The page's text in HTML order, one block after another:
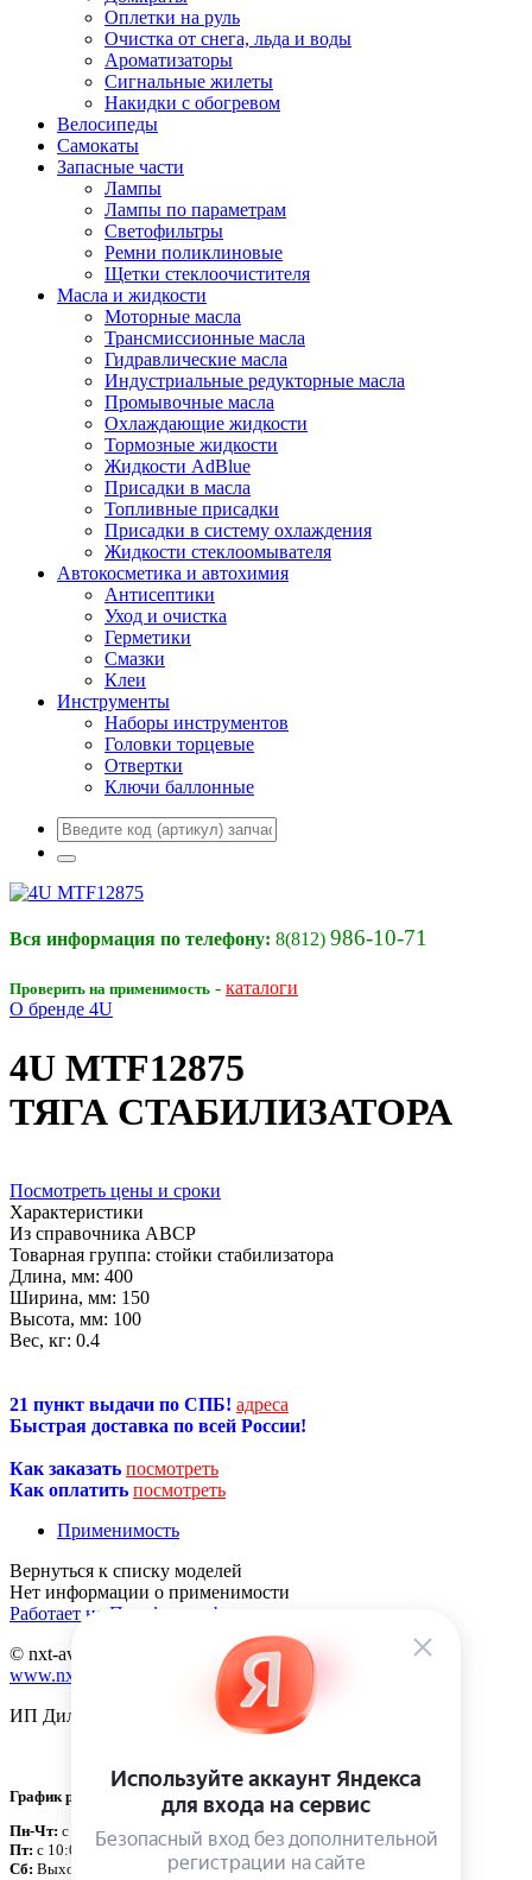
Оплетки на руль
Очистка от снега, льда и воды
Ароматизаторы
Сигнальные жилеты
Накидки с обогревом
Велосипеды
Самокаты
Запасные части
Лампы
Лампы по параметрам
Светофильтры
Ремни поликлиновые
Щетки стеклоочистителя
Масла и жидкости
Моторные масла
Трансмиссионные масла
Гидравлические масла
Индустриальные редукторные масла
Промывочные масла
Охлаждающие жидкости
Тормозные жидкости
Жидкости AdBlue
Присадки в масла
Топливные присадки
Присадки в систему охлаждения
Жидкости стеклоомывателя
Автокосметика и автохимия
Антисептики
Уход и очистка
Герметики
Смазки
Клеи
Инструменты
Наборы инструментов
Головки торцевые
Отвертки
Ключи баллонные
Вся информация по телефону: 8(812) 986-10-71
Проверить на применимость - каталоги
О бренде 4U
4U MTF12875
ТЯГА СТАБИЛИЗАТОРА
Посмотреть цены и сроки
Характеристики
Из справочника ABCP
Товарная группа: стойки стабилизатора
Длина, мм: 400
Ширина, мм: 150
Высота, мм: 100
Вес, кг: 0.4
21 пункт выдачи по СПБ! адреса
Быстрая доставка по всей России!
Как заказать посмотреть
Как оплатить посмотреть
Применимость
Нет информации о применимости
Работает на Платформе abcp.ru
© nxt-avto.ru 2012 - 2026
www.nxt-avto.ru
ИП Диланчян Т.Л.
График работы:
Пн-Чт: с 10:00 до 19:00
Пт: с 10:00 до 18:00
Сб: Выходной